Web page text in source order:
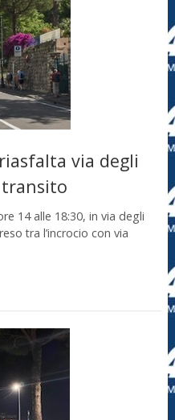
via degli
14 alle 18:30, in via degli
tra l’incrocio con via